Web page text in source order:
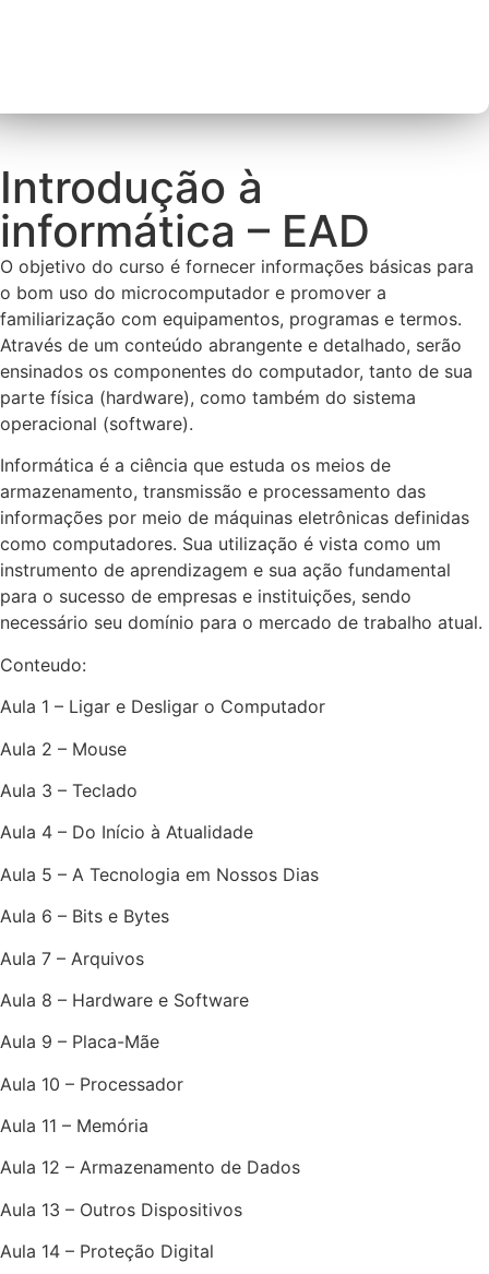
Introdução à
informática – EAD
O objetivo do curso é fornecer informações básicas para
o bom uso do microcomputador e promover a
familiarização com equipamentos, programas e termos.
Através de um conteúdo abrangente e detalhado, serão
ensinados os componentes do computador, tanto de sua
parte física (hardware), como também do sistema
operacional (software).
Informática é a ciência que estuda os meios de
armazenamento, transmissão e processamento das
informações por meio de máquinas eletrônicas definidas
como computadores. Sua utilização é vista como um
instrumento de aprendizagem e sua ação fundamental
para o sucesso de empresas e instituições, sendo
necessário seu domínio para o mercado de trabalho atual.
Conteudo:
Aula 1 – Ligar e Desligar o Computador
Aula 2 – Mouse
Aula 3 – Teclado
Aula 4 – Do Início à Atualidade
Aula 5 – A Tecnologia em Nossos Dias
Aula 6 – Bits e Bytes
Aula 7 – Arquivos
Aula 8 – Hardware e Software
Aula 9 – Placa-Mãe
Aula 10 – Processador
Aula 11 – Memória
Aula 12 – Armazenamento de Dados
Aula 13 – Outros Dispositivos
Aula 14 – Proteção Digital